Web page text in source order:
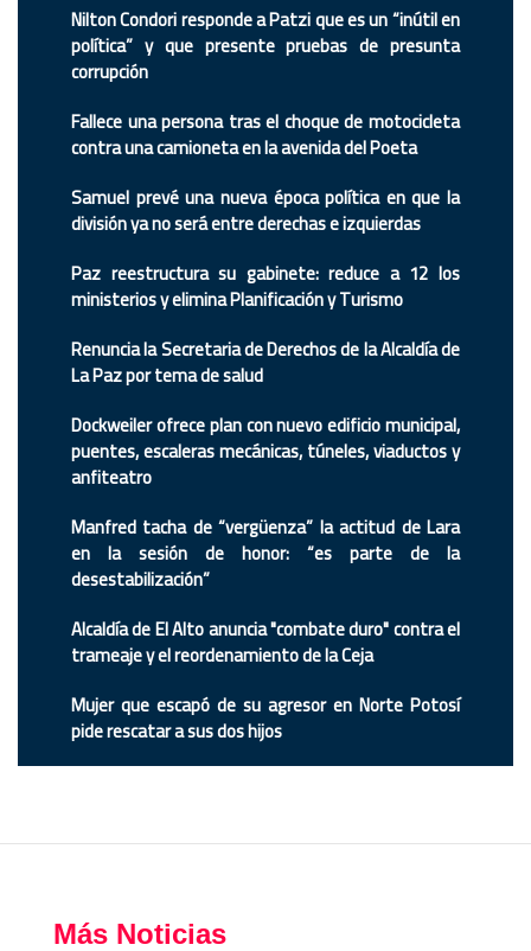
Nilton Condori responde a Patzi que es un “inútil en
política” y que presente pruebas de presunta
corrupción
Fallece una persona tras el choque de motocicleta
contra una camioneta en la avenida del Poeta
Samuel prevé una nueva época política en que la
división ya no será entre derechas e izquierdas
Paz reestructura su gabinete: reduce a 12 los
ministerios y elimina Planificación y Turismo
Renuncia la Secretaria de Derechos de la Alcaldía de
La Paz por tema de salud
Dockweiler ofrece plan con nuevo edificio municipal,
puentes, escaleras mecánicas, túneles, viaductos y
anfiteatro
Manfred tacha de “vergüenza” la actitud de Lara
en la sesión de honor: “es parte de la
desestabilización”
Alcaldía de El Alto anuncia "combate duro" contra el
trameaje y el reordenamiento de la Ceja
Mujer que escapó de su agresor en Norte Potosí
pide rescatar a sus dos hijos
Más Noticias